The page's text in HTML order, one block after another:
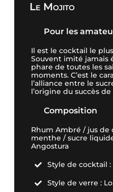
Le Mojito
Pour les
Il est le cocktail le
Souvent imité jamais
phare de toutes les
moments. C’est le
l’alliance entre le
l’origine du succès
Composition
Rhum Ambré / jus de
menthe / sucre
Angostura
 Style de cocktail :
 Style de verre :